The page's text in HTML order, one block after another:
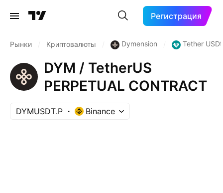
Регистрация
Рынки Криптовалюты Dymension Tether USDt
DYM / TetherUS
PERPETUAL CONTRACT
DYMUSDT.P Binance